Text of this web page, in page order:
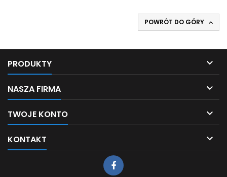
POWRÓT DO GÓRY 
PRODUKTY 
NASZA FIRMA 
TWOJE KONTO 
KONTAKT 